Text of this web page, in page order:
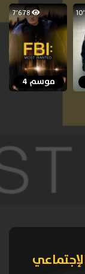
7٬678
موسم 4